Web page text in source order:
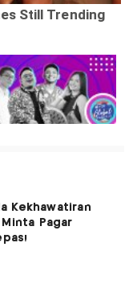
Kekhawatiran
Minta Pagar